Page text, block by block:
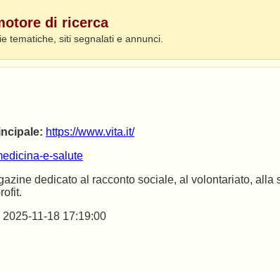
di ricerca
tematiche, siti segnalati e annunci.
https://www.vita.it/
e-salute
dedicato al racconto sociale, al volontariato, alla
11-18 17:19:00